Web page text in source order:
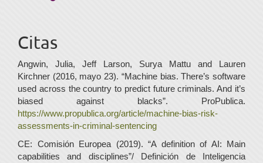
Citas
Angwin, Julia, Jeff Larson, Surya Mattu and Lauren
Kirchner (2016, mayo 23). “Machine bias. There’s software
used across the country to predict future criminals. And it’s
biased against blacks”. ProPublica.
https://www.propublica.org/article/machine-bias-risk-
assessments-in-criminal-sentencing
CE: Comisión Europea (2019). “A definition of AI: Main
capabilities and disciplines”/ Definición de Inteligencia